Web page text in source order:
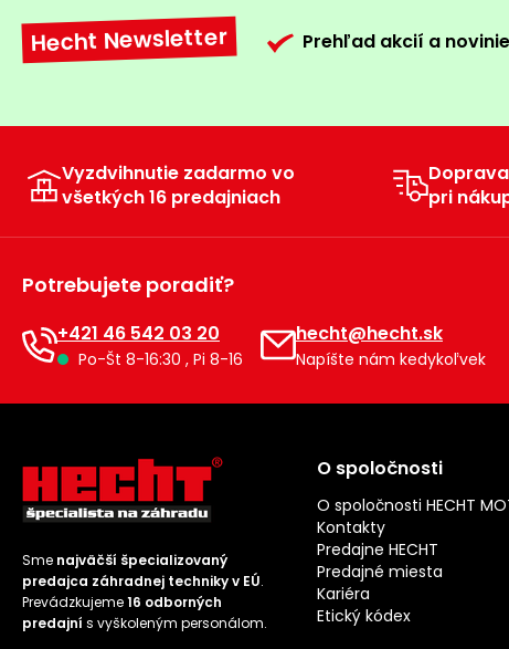
Hecht Newsletter Prehľad akcií a
Vyzdvihnutie zadarmo vo
všetkých 16 predajniach
pri
Potrebujete poradiť?
+421 46 542 03 20
Po-Št 8-16:30 , Pi 8-16
hecht@hecht.sk
Napíšte nám kedykoľvek
Sme najväčší špecializovaný
predajca záhradnej techniky v EÚ.
Prevádzkujeme16 odborných
predajní s vyškoleným personálom.
O spoločnosti
O spoločnosti HECHT
Kontakty
Predajne HECHT
Predajné miesta
Kariéra
Etický kódex